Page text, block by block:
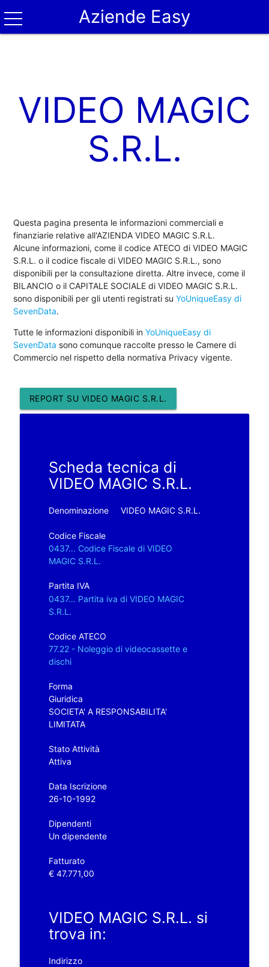
Aziende Easy
VIDEO MAGIC
S.R.L.
Questa pagina presenta le informazioni commerciali e
finanziarie relative all'AZIENDA VIDEO MAGIC S.R.L.
Alcune informazioni, come il codice ATECO di VIDEO MAGIC
S.R.L. o il codice fiscale di VIDEO MAGIC S.R.L., sono
disponibili per la consultazione diretta. Altre invece, come il
BILANCIO o il CAPITALE SOCIALE di VIDEO MAGIC S.R.L.
sono disponibili per gli utenti registrati suYoUniqueEasy di
SevenData.
Tutte le informazioni disponibili inYoUniqueEasy di
SevenData sono comunque raccolte presso le Camere di
Commercio nel rispetto della normativa Privacy vigente.
REPORT SU VIDEO MAGIC S.R.L.
Scheda tecnica di
VIDEO MAGIC S.R.L.
Denominazione VIDEO MAGIC S.R.L.
Codice Fiscale
0437... Codice Fiscale di VIDEO
MAGIC S.R.L.
Partita IVA
0437... Partita iva di VIDEO MAGIC
S.R.L.
Codice ATECO
77.22 - Noleggio di videocassette e
dischi
Forma
Giuridica
SOCIETA' A RESPONSABILITA'
LIMITATA
Stato Attività
Attiva
Data Iscrizione
26-10-1992
Dipendenti
Un dipendente
Fatturato
€ 47.771,00
VIDEO MAGIC S.R.L. si
trova in:
Indirizzo